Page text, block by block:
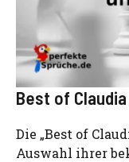
Best of
Die „Best of
Auswahl ihrer